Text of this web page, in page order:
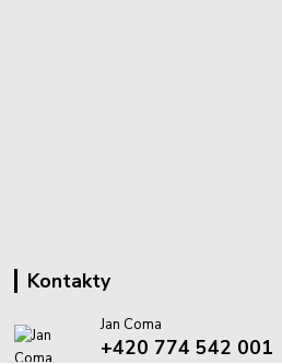
Kontakty
Jan Coma
+420 774 542 001